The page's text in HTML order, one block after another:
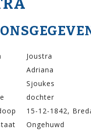
Joustra
Adriana
Sjoukes
dochter
15-12-1842,
Ongehuwd